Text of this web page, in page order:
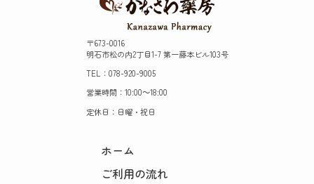
〒673-0016
明石市松の内2丁目1-7 第一藤本ビル103号
TEL：078-920-9005
営業時間：10:00～18:00
定休日：日曜・祝日
ホーム
ご利用の流れ